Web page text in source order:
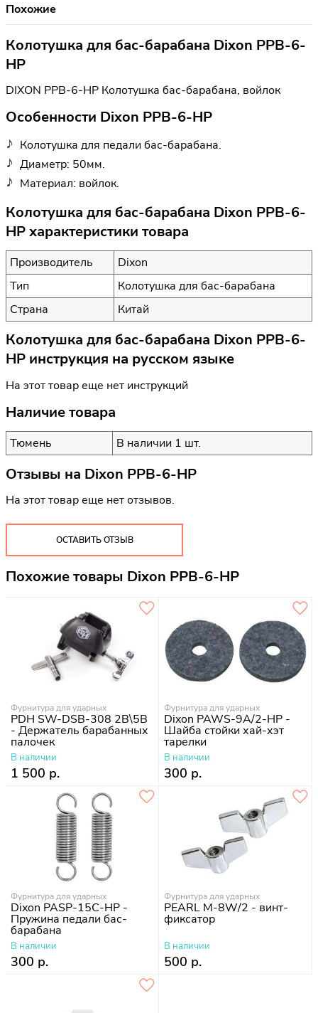
Похожие
Колотушка для бас-барабана Dixon PPB-6-
HP
DIXON PPB-6-HP Колотушка бас-барабана, войлок
Особенности Dixon PPB-6-HP
Колотушка для педали бас-барабана.
Диаметр: 50мм.
Материал: войлок.
Колотушка для бас-барабана Dixon PPB-6-
HP характеристики товара
Производитель
Dixon
Тип
Колотушка для бас-барабана
Страна
Китай
Колотушка для бас-барабана Dixon PPB-6-
HP инструкция на русском языке
На этот товар еще нет инструкций
Наличие товара
Тюмень В наличии 1 шт.
Отзывы на Dixon PPB-6-HP
На этот товар еще нет отзывов.
ОСТАВИТЬ ОТЗЫВ
Похожие товары Dixon PPB-6-HP
Фурнитура для ударных
PDH SW-DSB-308 2B\5B
- Держатель барабанных
палочек
В наличии
1 500 р.
Фурнитура для ударных
Dixon PAWS-9A/2-HP -
Шайба стойки хай-хэт
тарелки
В наличии
300 р.
Фурнитура для ударных
Dixon PASP-15C-HP -
Пружина педали бас-
барабана
В наличии
300 р.
Фурнитура для ударных
PEARL M-8W/2 - винт-
фиксатор
В наличии
500 р.